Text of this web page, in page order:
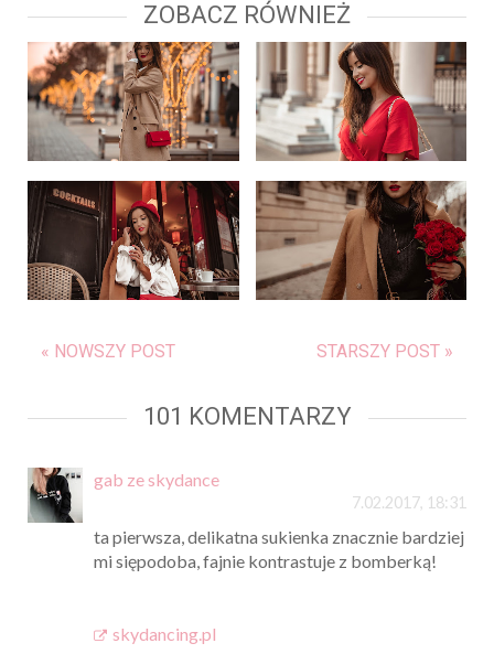
ZOBACZ RÓWNIEŻ
« NOWSZY POST STARSZY POST »
101 KOMENTARZY
gab ze skydance
7.02.2017, 18:31
ta pierwsza, delikatna sukienka znacznie bardziej
mi siępodoba, fajnie kontrastuje z bomberką!
skydancing.pl